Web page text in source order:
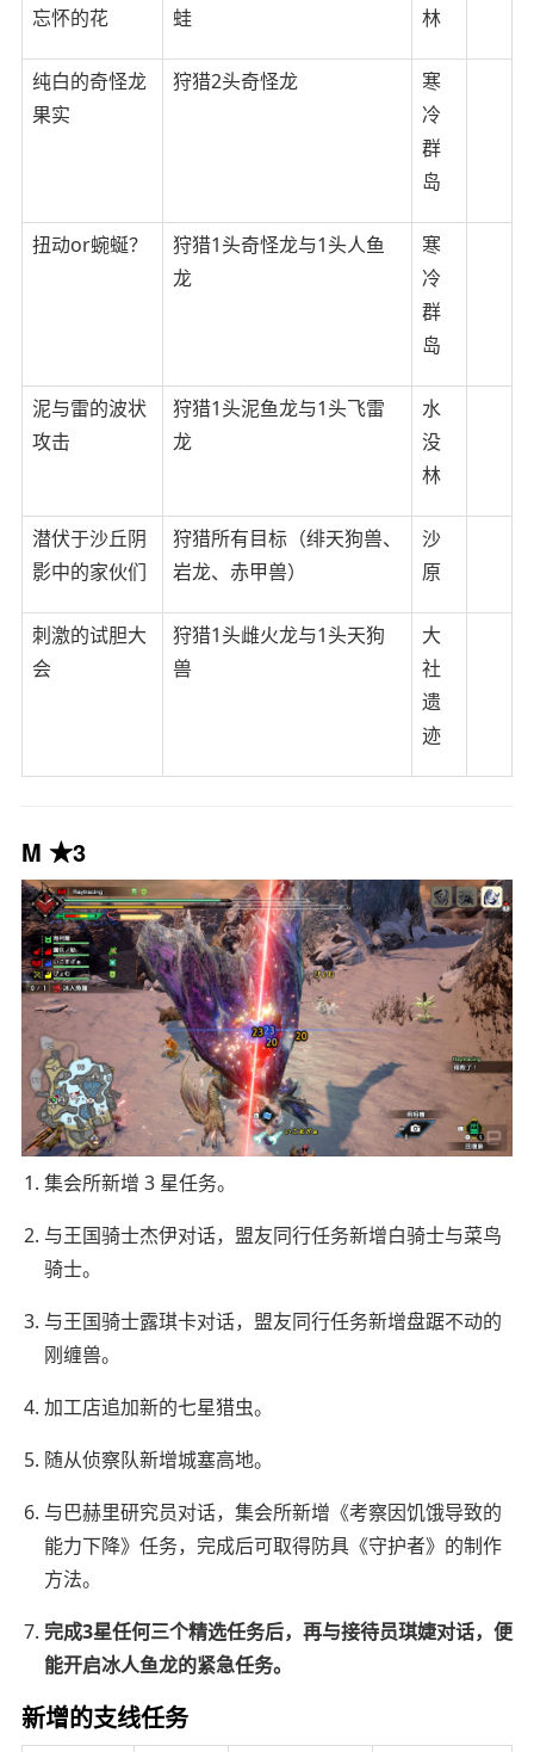
忘怀的花
蛙
林
纯白的奇怪龙
果实
狩猎2头奇怪龙
寒
冷
群
岛
扭动or蜿蜒？
狩猎1头奇怪龙与1头人鱼
龙
寒
冷
群
岛
泥与雷的波状
攻击
狩猎1头泥鱼龙与1头飞雷
龙
水
没
林
潜伏于沙丘阴
影中的家伙们
狩猎所有目标（绯天狗兽、
岩龙、赤甲兽）
沙
原
刺激的试胆大
会
狩猎1头雌火龙与1头天狗
兽
大
社
遗
迹
M ★3
集会所新增 3 星任务。
与王国骑士杰伊对话，盟友同行任务新增白骑士与菜鸟
骑士。
与王国骑士露琪卡对话，盟友同行任务新增盘踞不动的
刚缠兽。
加工店追加新的七星猎虫。
随从侦察队新增城塞高地。
与巴赫里研究员对话，集会所新增《考察因饥饿导致的
能力下降》任务，完成后可取得防具《守护者》的制作
方法。
完成3星任何三个精选任务后，再与接待员琪婕对话，便
能开启冰人鱼龙的紧急任务。
新增的支线任务